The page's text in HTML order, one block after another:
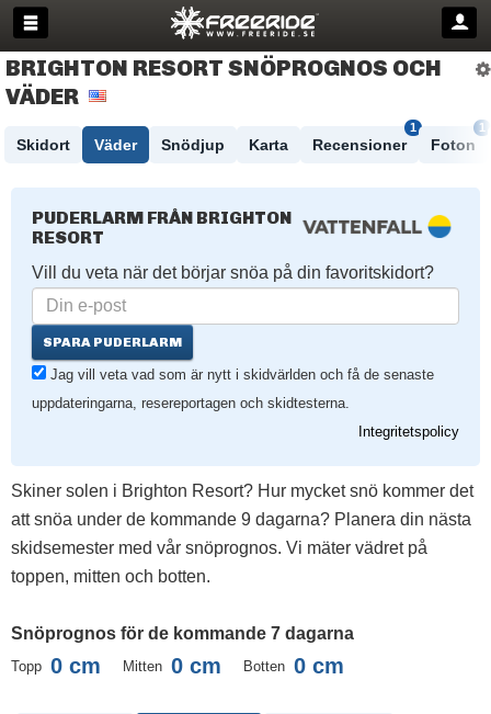
BRIGHTON RESORT SNÖPROGNOS OCH
VÄDER
Skidort Väder Snödjup Karta Recensioner
1
Foton
1
PUDERLARM FRÅN BRIGHTON
RESORT
Vill du veta när det börjar snöa på din favoritskidort?
SPARA PUDERLARM
Jag vill veta vad som är nytt i skidvärlden och få de senaste
uppdateringarna, resereportagen och skidtesterna.
Integritetspolicy
Skiner solen i Brighton Resort? Hur mycket snö kommer det
att snöa under de kommande 9 dagarna? Planera din nästa
skidsemester med vår snöprognos. Vi mäter vädret på
toppen, mitten och botten.
Snöprognos för de kommande 7 dagarna
Topp 0 cm Mitten 0 cm Botten 0 cm